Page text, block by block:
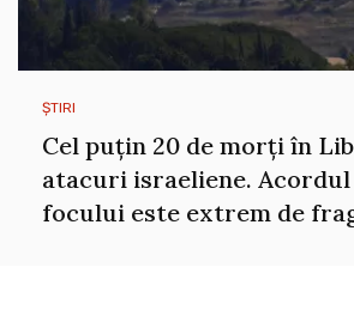
ȘTIRI
Cel puțin 20 de morți în
atacuri israeliene. Acordul
focului este extrem de